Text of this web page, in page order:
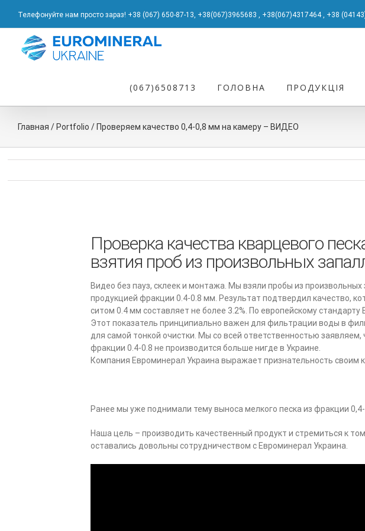
content
Телефонуйте нам просто зараз! +38 (067) 650-87-13, +38(067)3965683 , +38(067)4317464 , +38
Результат
(067)6508713 ГОЛОВНА ПРОДУКЦІЯ
Главная /Portfolio /Проверяем качество 0,4-0,8 мм на камеру – ВИДЕО
Проверка качества кварцевого
взятия проб из произвольных
Видео без пауз, склеек и монтажа. Мы взяли пробы из
продукцией фракции 0.4-0.8 мм. Результат подтвердил качество,
ситом 0.4 мм составляет не более 3.2%. По европейскому стандарту
Этот показатель принципиально важен для фильтрации воды в
для самой тонкой очистки. Мы со всей ответственностью заявляем,
фракции 0.4-0.8 не производится больше нигде в Украине.
Компания Евроминерал Украина выражает признательность своим
Ранее мы уже поднимали темувыноса мелкого песка из фракции
Наша цель – производить качественный продукт и стремиться к
оставались довольны сотрудничеством с Евроминерал Украина.